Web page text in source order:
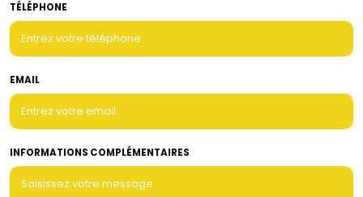
TÉLÉPHONE
EMAIL
INFORMATIONS COMPLÉMENTAIRES